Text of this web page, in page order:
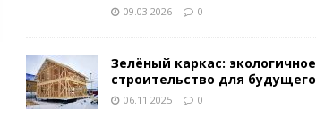
09.03.2026 0
Зелёный каркас: экологичное
строительство для будущего
06.11.2025 0